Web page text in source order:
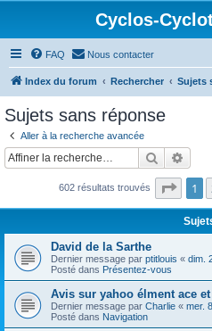
Cyclos-
FAQ Nous contacter
Index du forum Rechercher Sujets
Sujets sans réponse
Aller à la recherche avancée
Rechercher
602 résultats trouvés Page
1
David de la Sarthe
Dernier message par ptitlouis « dim.
Posté dans Présentez-vous
Avis sur yahoo élment ace
Dernier message par Charlie « mer.
Posté dans Navigation